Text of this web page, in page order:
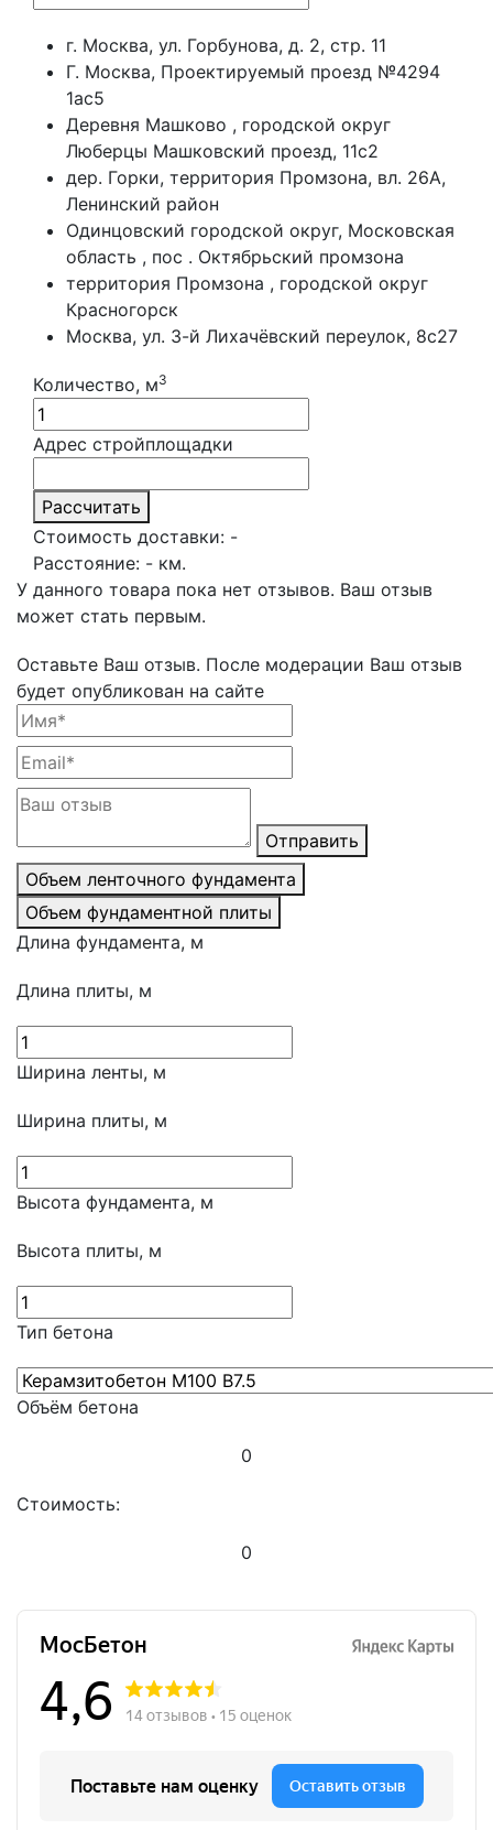
г. Москва, ул. Горбунова, д. 2, стр. 11
Г. Москва, Проектируемый проезд №4294
1ас5
Деревня Машково , городской округ
Люберцы Машковский проезд, 11с2
дер. Горки, территория Промзона, вл. 26А,
Ленинский район
Одинцовский городской округ, Московская
область , пос . Октябрьский промзона
территория Промзона , городской округ
Красногорск
Москва, ул. 3-й Лихачёвский переулок, 8с27
Количество, м3
Адрес стройплощадки
Рассчитать
Стоимость доставки: -
Расстояние: - км.
У данного товара пока нет отзывов. Ваш отзыв
может стать первым.
Оставьте Ваш отзыв. После модерации Ваш отзыв
будет опубликован на сайте
Отправить
Объем ленточного фундамента
Объем фундаментной плиты
Длина фундамента, м
Длина плиты, м
Ширина ленты, м
Ширина плиты, м
Высота фундамента, м
Высота плиты, м
Тип бетона
Объём бетона
0
Стоимость:
0